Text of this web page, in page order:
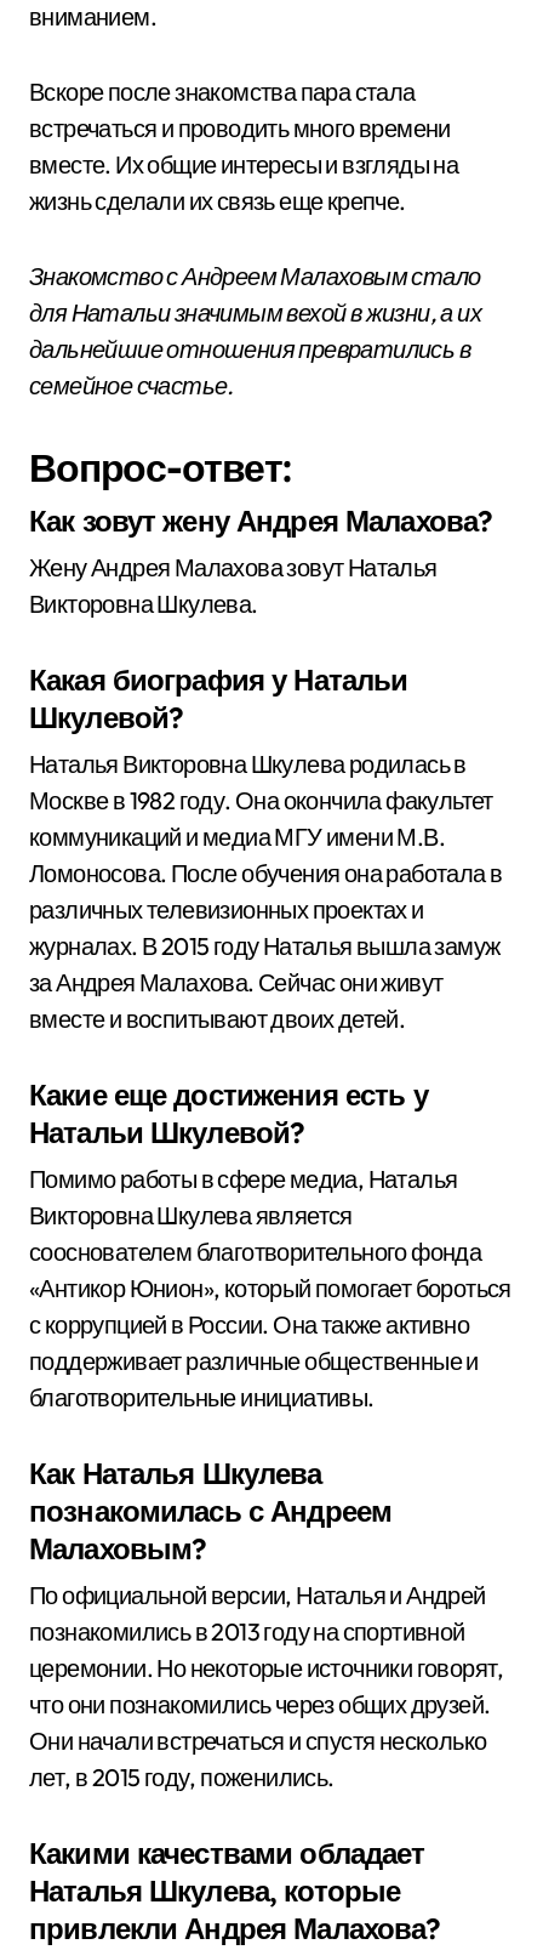
вниманием.
Вскоре после знакомства пара стала
встречаться и проводить много времени
вместе. Их общие интересы и взгляды на
жизнь сделали их связь еще крепче.
Знакомство с Андреем Малаховым стало
для Натальи значимым вехой в жизни, а их
дальнейшие отношения превратились в
семейное счастье.
Вопрос-ответ:
Как зовут жену Андрея Малахова?
Жену Андрея Малахова зовут Наталья
Викторовна Шкулева.
Какая биография у Натальи
Шкулевой?
Наталья Викторовна Шкулева родилась в
Москве в 1982 году. Она окончила факультет
коммуникаций и медиа МГУ имени М.В.
Ломоносова. После обучения она работала в
различных телевизионных проектах и
журналах. В 2015 году Наталья вышла замуж
за Андрея Малахова. Сейчас они живут
вместе и воспитывают двоих детей.
Какие еще достижения есть у
Натальи Шкулевой?
Помимо работы в сфере медиа, Наталья
Викторовна Шкулева является
сооснователем благотворительного фонда
«Антикор Юнион», который помогает бороться
с коррупцией в России. Она также активно
поддерживает различные общественные и
благотворительные инициативы.
Как Наталья Шкулева
познакомилась с Андреем
Малаховым?
По официальной версии, Наталья и Андрей
познакомились в 2013 году на спортивной
церемонии. Но некоторые источники говорят,
что они познакомились через общих друзей.
Они начали встречаться и спустя несколько
лет, в 2015 году, поженились.
Какими качествами обладает
Наталья Шкулева, которые
привлекли Андрея Малахова?